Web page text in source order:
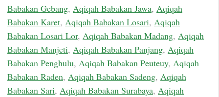
Babakan Gebang, Aqiqah Babakan Jawa, Aqiqah
Babakan Karet, Aqiqah Babakan Losari, Aqiqah
Babakan Losari Lor, Aqiqah Babakan Madang, Aqiqah
Babakan Manjeti, Aqiqah Babakan Panjang, Aqiqah
Babakan Penghulu, Aqiqah Babakan Peuteuy, Aqiqah
Babakan Raden, Aqiqah Babakan Sadeng, Aqiqah
Babakan Sari, Aqiqah Babakan Surabaya, Aqiqah